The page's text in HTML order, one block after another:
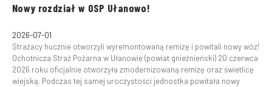
Nowy rozdział w OSP Ułanowo!
2026-07-01
Strażacy hucznie otworzyli wyremontowaną remizę i powitali nowy wóz!
Ochotnicza Straż Pożarna w Ułanowie (powiat gnieźnieński) 20 czerwca
2026 roku oficjalnie otworzyła zmodernizowaną remizę oraz świetlicę
wiejską. Podczas tej samej uroczystości jednostka powitała nowy